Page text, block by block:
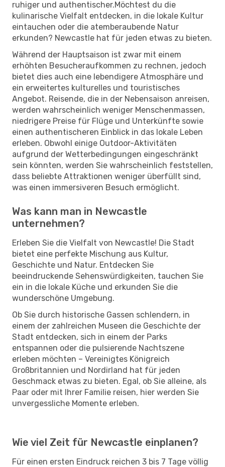
ruhiger und authentischer.Möchtest du die
kulinarische Vielfalt entdecken, in die lokale Kultur
eintauchen oder die atemberaubende Natur
erkunden? Newcastle hat für jeden etwas zu bieten.
Während der Hauptsaison ist zwar mit einem
erhöhten Besucheraufkommen zu rechnen, jedoch
bietet dies auch eine lebendigere Atmosphäre und
ein erweitertes kulturelles und touristisches
Angebot. Reisende, die in der Nebensaison anreisen,
werden wahrscheinlich weniger Menschenmassen,
niedrigere Preise für Flüge und Unterkünfte sowie
einen authentischeren Einblick in das lokale Leben
erleben. Obwohl einige Outdoor-Aktivitäten
aufgrund der Wetterbedingungen eingeschränkt
sein könnten, werden Sie wahrscheinlich feststellen,
dass beliebte Attraktionen weniger überfüllt sind,
was einen immersiveren Besuch ermöglicht.
Was kann man in Newcastle
unternehmen?
Erleben Sie die Vielfalt von Newcastle! Die Stadt
bietet eine perfekte Mischung aus Kultur,
Geschichte und Natur. Entdecken Sie
beeindruckende Sehenswürdigkeiten, tauchen Sie
ein in die lokale Küche und erkunden Sie die
wunderschöne Umgebung.
Ob Sie durch historische Gassen schlendern, in
einem der zahlreichen Museen die Geschichte der
Stadt entdecken, sich in einem der Parks
entspannen oder die pulsierende Nachtszene
erleben möchten – Vereinigtes Königreich
Großbritannien und Nordirland hat für jeden
Geschmack etwas zu bieten. Egal, ob Sie alleine, als
Paar oder mit Ihrer Familie reisen, hier werden Sie
unvergessliche Momente erleben.
Wie viel Zeit für Newcastle einplanen?
Für einen ersten Eindruck reichen 3 bis 7 Tage völlig